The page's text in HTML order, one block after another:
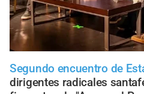
Segundo encuentro de
dirigentes radicales